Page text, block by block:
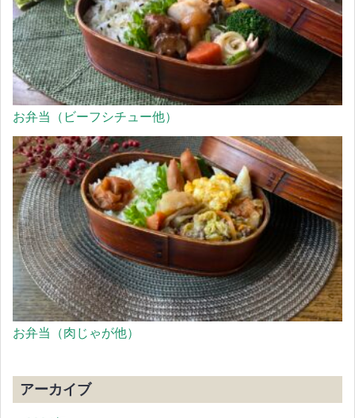
お弁当（ビーフシチュー他）
お弁当（肉じゃが他）
アーカイブ